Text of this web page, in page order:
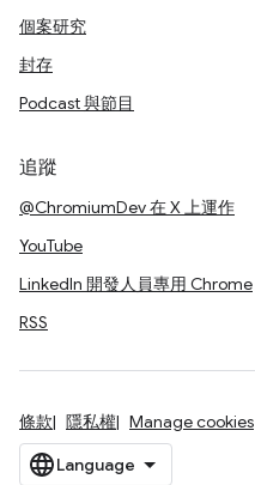
個案研究
封存
Podcast 與節目
追蹤
@ChromiumDev 在 X 上運作
YouTube
LinkedIn 開發人員專用 Chrome
RSS
條款 隱私權 Manage cookies